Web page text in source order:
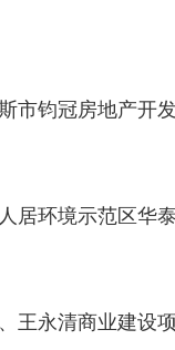
市钧冠房地产开
居环境示范区华
王永清商业建设